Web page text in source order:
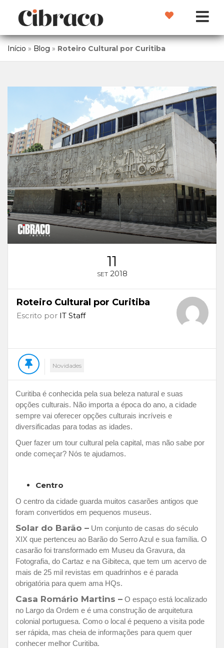
Início » Blog » Roteiro Cultural por Curitiba
11
SET 2018
Roteiro Cultural por Curitiba
Escrito por IT Staff
Novidades
Curitiba é conhecida pela sua beleza natural e suas
opções culturais. Não importa a época do ano, a cidade
sempre vai oferecer opções culturais incríveis e
diversificadas para todas as idades.
Quer fazer um tour cultural pela capital, mas não sabe por
onde começar? Nós te ajudamos.
Centro
O centro da cidade guarda muitos casarões antigos que
foram convertidos em pequenos museus.
Solar do Barão – Um conjunto de casas do século
XIX que pertenceu ao Barão do Serro Azul e sua família. O
casarão foi transformado em Museu da Gravura, da
Fotografia, do Cartaz e na Gibiteca, que tem um acervo de
mais de 25 mil revistas em quadrinhos e é parada
obrigatória para quem ama HQs.
Casa Romário Martins – O espaço está localizado
no Largo da Ordem e é uma construção de arquitetura
colonial portuguesa. Como o local é pequeno a visita pode
ser rápida, mas cheia de informações para quem quer
conhecer melhor Curitiba.